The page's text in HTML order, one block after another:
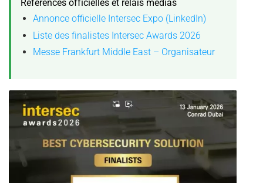
Références officielles et relais médias
Annonce officielle Intersec Expo (LinkedIn)
Liste des finalistes Intersec Awards 2026
Messe Frankfurt Middle East – Organisateur